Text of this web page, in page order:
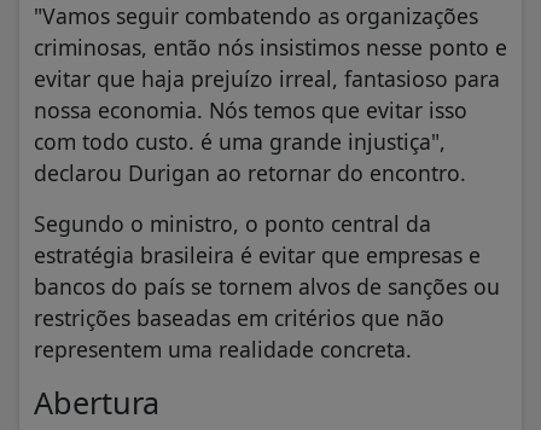
"Vamos seguir combatendo as organizações
criminosas, então nós insistimos nesse ponto e
evitar que haja prejuízo irreal, fantasioso para
nossa economia. Nós temos que evitar isso
com todo custo. é uma grande injustiça",
declarou Durigan ao retornar do encontro.
Segundo o ministro, o ponto central da
estratégia brasileira é evitar que empresas e
bancos do país se tornem alvos de sanções ou
restrições baseadas em critérios que não
representem uma realidade concreta.
Abertura